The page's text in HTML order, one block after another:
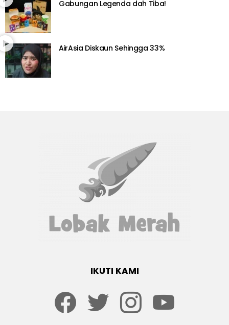
Gabungan Legenda dah Tiba!
AirAsia Diskaun Sehingga 33%
IKUTI KAMI